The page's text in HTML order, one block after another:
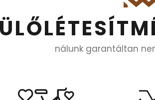
nálunk garantáltan